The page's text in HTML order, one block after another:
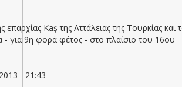
Kaş της Aττάλειας της Τουρκίας και
- για 9η φορά φέτος - στο πλαίσιο του 16ου
- 21:43